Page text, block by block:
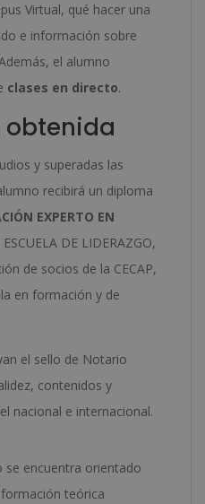
Virtual, qué hacer una
e información sobre
el alumno
clases en directo.
y superadas las
recibirá un diploma
EXPERTO EN
DE LIDERAZGO,
de socios de la CECAP,
en formación y de
el sello de Notario
contenidos y
nacional e internacional.
se encuentra orientado
teórica